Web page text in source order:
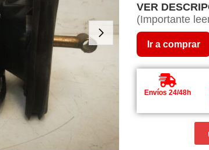
VER
(Importante
Ir a comprar
Envíos 24/48h